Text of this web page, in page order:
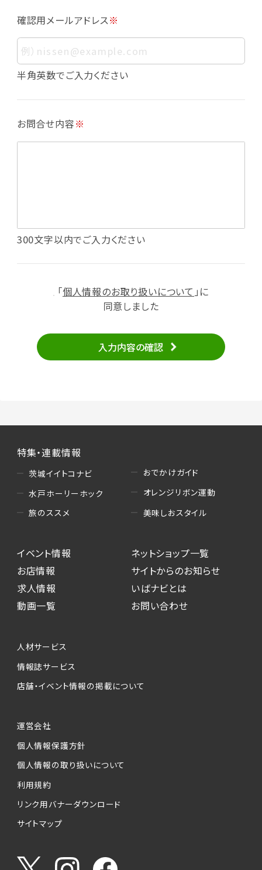
下の通りであり、これらの目的達成の範囲を超
えてお客様の個人情報を利用することはありま
せん。
・会員登録者の個人認証
・会員ポイントプログラムの運営
・メールマガジンの配信
・本サービスに関する規約等の変更の通知
・投稿したクチコミ情報、写真の本サービスへの
・メールマガジン、お知らせ、広告等の配信
（2）ユーザーからのお問い合わせへの対応
せの内容確認、返答
・当サービスの品質改善
・読者プレゼント、アンケート等、当サービスが実
施するキャンペーンの抽選、当選者への連絡及
び発送 ・ユーザーの趣向や属性情報等の分析
（5）広告主への問い合わせ・応募等への対応
・本サービスを通じて求人広告に応募した際の
選考に関する連絡
・本サービスを通じて店舗への来店予約を登録
した際の内容確認、返答
本サービスが収集する個人情報は、ご本人の意
ービスの実施にあたりそれぞれ必要となる項目
を入力いただかない場合は、各々のサービスを
個人情報の第三者への提供について
当社は、以下の提供先に対して個人情報を提供
します。
(1)お客様が求人応募フォームより個人情報を
送信した事業主（広告主）への提供
お客様が求職活動・応募等を行った企業による
うやりとり・情報提供（採否・合否の検討を含み
確認用メールアドレス※
半角英数でご入力ください
お問合せ内容※
300文字以内でご入力ください
「個人情報のお取り扱いについて 」に
同意しました
入力内容の確認
特集・連載情報
茨城イイトコナビ
水戸ホーリーホック
旅のススメ
おでかけガイド
オレンジリボン運動
美味しおスタイル
イベント情報
お店情報
求人情報
動画一覧
ネットショップ一覧
サイトからのお知らせ
いばナビとは
お問い合わせ
人材サービス
情報誌サービス
店舗・イベント情報の掲載について
運営会社
個人情報保護方針
個人情報の取り扱いについて
利用規約
リンク用バナーダウンロード
サイトマップ